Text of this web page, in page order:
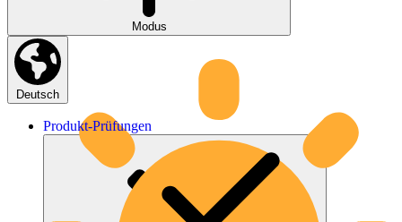
Modus
Deutsch
Produkt-Prüfungen